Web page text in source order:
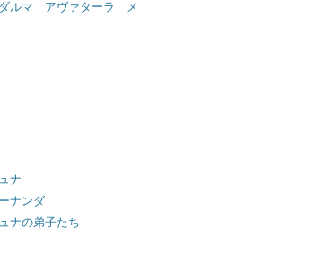
ルマ アヴァターラ メ
ナ
ナンダ
ナの弟子たち